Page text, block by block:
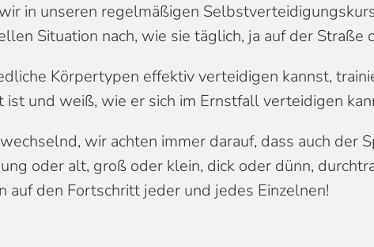
in unseren regelmäßigen
Situation nach, wie sie täglich, ja auf der Straße
Körpertypen effektiv verteidigen kannst,
und weiß, wie er sich im Ernstfall verteidigen
wir achten immer darauf, dass auch der
oder alt, groß oder klein, dick oder dünn,
den Fortschritt jeder und jedes Einzelnen!